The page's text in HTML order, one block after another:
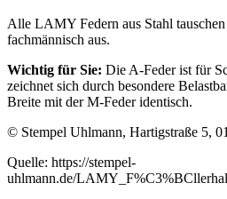
Alle LAMY Federn aus Stahl
fachmännisch aus.
Wichtig für Sie: Die A-Feder ist für
zeichnet sich durch besondere
Breite mit der M-Feder identisch.
© Stempel Uhlmann, Hartigstraße 5,
Quelle: https://stempel-
uhlmann.de/